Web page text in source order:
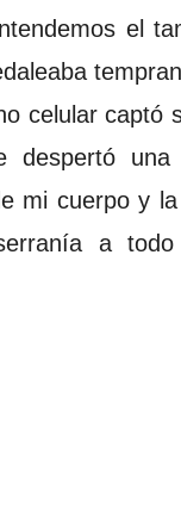
el
celular captó
una
mi cuerpo y
a todo